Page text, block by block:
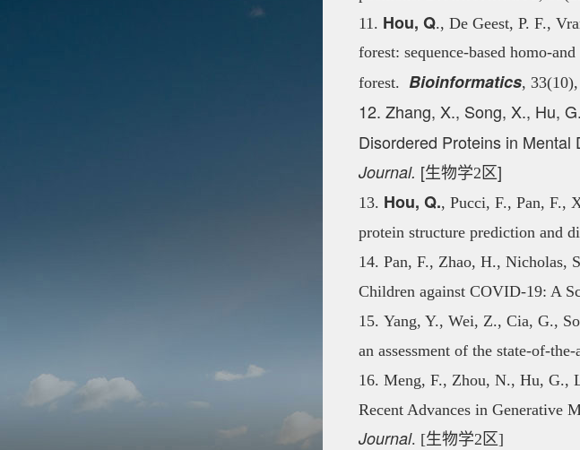
11. Hou, Q., De Geest, P. F.,
forest: sequence-based homo-
forest. Bioinformatics,
12. Zhang, X., Song, X., Hu,
Disordered Proteins in Mental
Journal. [生物学2区]
13. Hou, Q., Pucci, F., Pan, F.,
protein structure prediction and
14. Pan, F., Zhao, H.,
Children against COVID-19: A
15. Yang, Y., Wei, Z., Cia, G.,
an assessment of the state-of-
16. Meng, F., Zhou, N., Hu, G.,
Recent Advances in Generative
Journal. [生物学2区]